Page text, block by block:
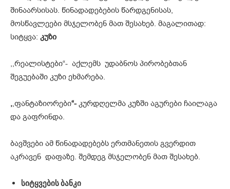
შინაარსისას. წინადადებების წარდგენისას,
მოსწავლეები მსჯელობენ მათ შესახებ. მაგალითად:
სიტყვა: კუზი
,,რეალისტები“- აქლემს უდაბნოს პირობებთან
შეგუებაში კუზი ეხმარება.
,,ფანტაზიორები“-კურდღელმა კუზში აგურები ჩაილაგა
და გაფრინდა.
ბავშვები ამ წინადადებებს ერთმანეთის გვერდით
აკრავენ დაფაზე. შემდეგ მსჯელობენ მათ შესახებ.
სიტყვებისბანკი